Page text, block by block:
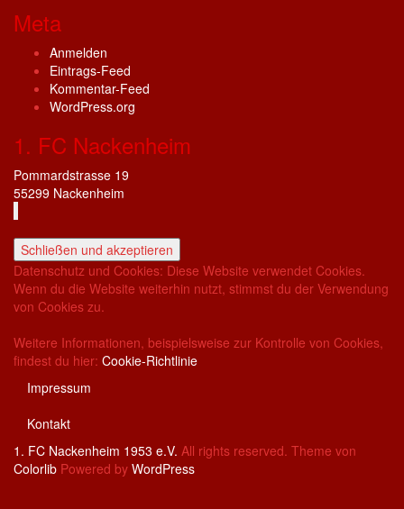
Meta
Anmelden
Eintrags-Feed
Kommentar-Feed
WordPress.org
1. FC Nackenheim
Pommardstrasse 19
55299 Nackenheim
Datenschutz und Cookies: Diese Website verwendet Cookies.
Wenn du die Website weiterhin nutzt, stimmst du der Verwendung
von Cookies zu.
Weitere Informationen, beispielsweise zur Kontrolle von Cookies,
findest du hier: Cookie-Richtlinie
Impressum
Kontakt
1. FC Nackenheim 1953 e.V. All rights reserved. Theme von
Colorlib Powered by WordPress